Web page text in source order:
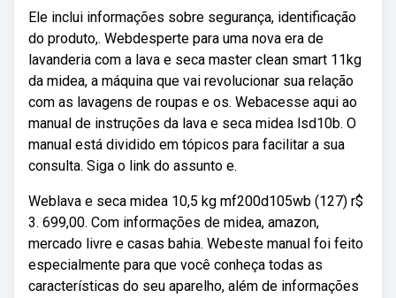
Ele inclui informações sobre segurança, identificação
do produto,. Webdesperte para uma nova era de
lavanderia com a lava e seca master clean smart 11kg
da midea, a máquina que vai revolucionar sua relação
com as lavagens de roupas e os. Webacesse aqui ao
manual de instruções da lava e seca midea lsd10b. O
manual está dividido em tópicos para facilitar a sua
consulta. Siga o link do assunto e.
Weblava e seca midea 10,5 kg ‎mf200d105wb (127) r$
3. 699,00. Com informações de midea, amazon,
mercado livre e casas bahia. Webeste manual foi feito
especialmente para que você conheça todas as
características do seu aparelho, além de informações